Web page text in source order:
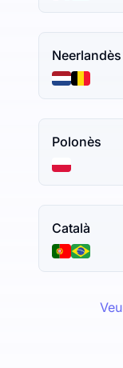
Neerlandès
Polonès
Català